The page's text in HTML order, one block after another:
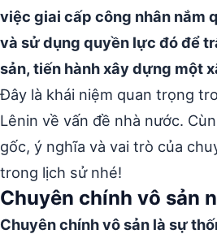
việc giai cấp công nhân nắm
và sử dụng quyền lực đó để
sản, tiến hành xây dựng một
Đây là khái niệm quan trọng
Lênin về vấn đề nhà nước.
gốc, ý nghĩa và vai trò của
trong lịch sử nhé!
Chuyên chính vô sản
Chuyên chính vô sản là sự